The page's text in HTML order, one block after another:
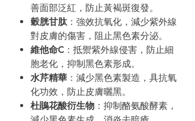
善面部泛紅，防止黃褐斑復發。
穀胱甘肽 ：強效抗氧化，減少紫外線
對皮膚的傷害，阻止黑色素分泌。
維他命C ：抵禦紫外線侵害，防止細
胞老化，抑制黑色素形成。
水芹精華 ：減少黑色素製造，具抗氧
化功效，防止皮膚曬黑。
杜鵑花酸衍生物 ：抑制酪氨酸酵素，